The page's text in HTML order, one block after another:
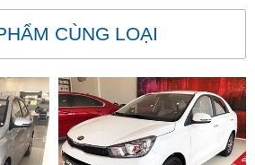
CÙNG LOẠI